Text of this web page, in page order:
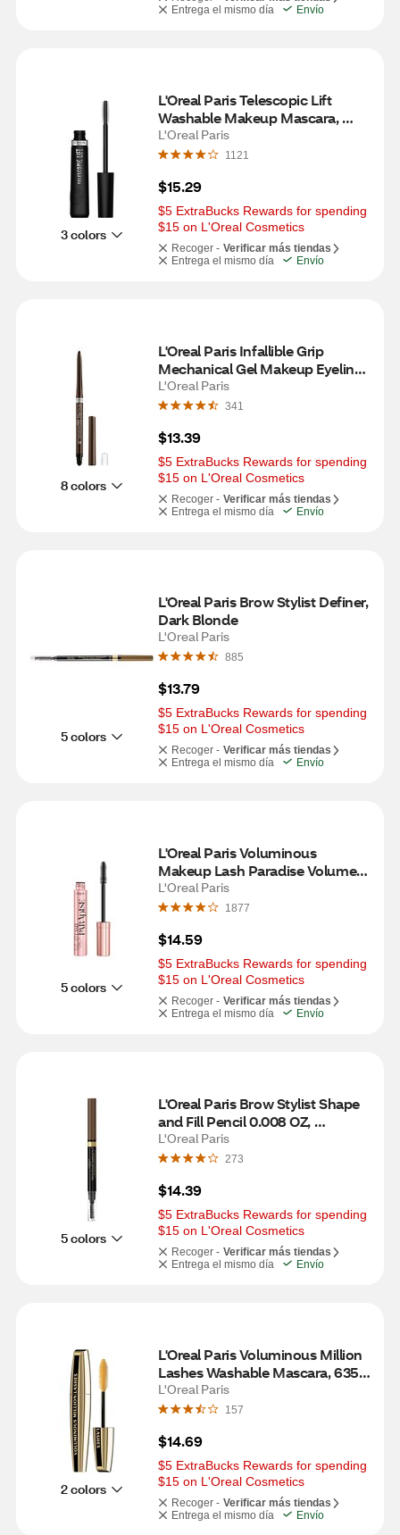
Entrega el mismo día
Envío
3 colors
L'Oreal Paris Telescopic Lift
Washable Makeup Mascara,
36HR Wear, Blackest Black, 0.33
fl oz
L'Oreal Paris
1121
$15.29
$5 ExtraBucks Rewards for spending
$15 on L'Oreal Cosmetics
Recoger - Verificar más tiendas
Entrega el mismo día
Envío
8 colors
L'Oreal Paris Infallible Grip
Mechanical Gel Makeup Eyeliner,
Brown Denim, 1 kit
L'Oreal Paris
341
$13.39
$5 ExtraBucks Rewards for spending
$15 on L'Oreal Cosmetics
Recoger - Verificar más tiendas
Entrega el mismo día
Envío
5 colors
L'Oreal Paris Brow Stylist Definer,
Dark Blonde
L'Oreal Paris
885
$13.79
$5 ExtraBucks Rewards for spending
$15 on L'Oreal Cosmetics
Recoger - Verificar más tiendas
Entrega el mismo día
Envío
5 colors
L'Oreal Paris Voluminous
Makeup Lash Paradise Volume
Mascara, Mystic Black, 0.28 fl oz
L'Oreal Paris
1877
$14.59
$5 ExtraBucks Rewards for spending
$15 on L'Oreal Cosmetics
Recoger - Verificar más tiendas
Entrega el mismo día
Envío
5 colors
L'Oreal Paris Brow Stylist Shape
and Fill Pencil 0.008 OZ,
Brunette
L'Oreal Paris
273
$14.39
$5 ExtraBucks Rewards for spending
$15 on L'Oreal Cosmetics
Recoger - Verificar más tiendas
Entrega el mismo día
Envío
2 colors
L'Oreal Paris Voluminous Million
Lashes Washable Mascara, 635
Blackest Black
L'Oreal Paris
157
$14.69
$5 ExtraBucks Rewards for spending
$15 on L'Oreal Cosmetics
Recoger - Verificar más tiendas
Entrega el mismo día
Envío